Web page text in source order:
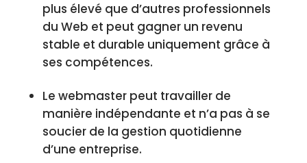
plus élevé que d’autres professionnels
du Web et peut gagner un revenu
stable et durable uniquement grâce à
ses compétences.
Le webmaster peut travailler de
manière indépendante et n’a pas à se
soucier de la gestion quotidienne
d’une entreprise.